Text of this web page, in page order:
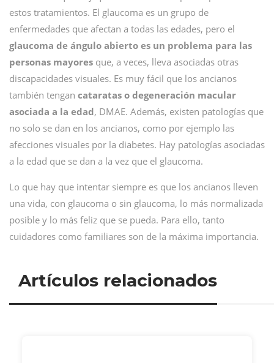
estos tratamientos. El glaucoma es un grupo de
enfermedades que afectan a todas las edades, pero el
glaucoma de ángulo abierto es un problema para las
personas mayores que, a veces, lleva asociadas otras
discapacidades visuales. Es muy fácil que los ancianos
también tengan cataratas o degeneración macular
asociada a la edad, DMAE. Además, existen patologías que
no solo se dan en los ancianos, como por ejemplo las
afecciones visuales por la diabetes. Hay patologías asociadas
a la edad que se dan a la vez que el glaucoma.
Lo que hay que intentar siempre es que los ancianos lleven
una vida, con glaucoma o sin glaucoma, lo más normalizada
posible y lo más feliz que se pueda. Para ello, tanto
cuidadores como familiares son de la máxima importancia.
Artículos relacionados